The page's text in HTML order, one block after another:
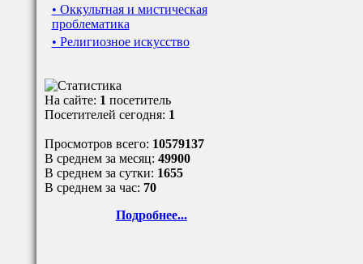
• Оккультная и мистическая
проблематика
• Религиозное искусство
На сайте: 1 посетитель
Посетителей сегодня: 1
Просмотров всего: 10579137
В среднем за месяц: 49900
В среднем за сутки: 1655
В среднем за час: 70
Подробнее...